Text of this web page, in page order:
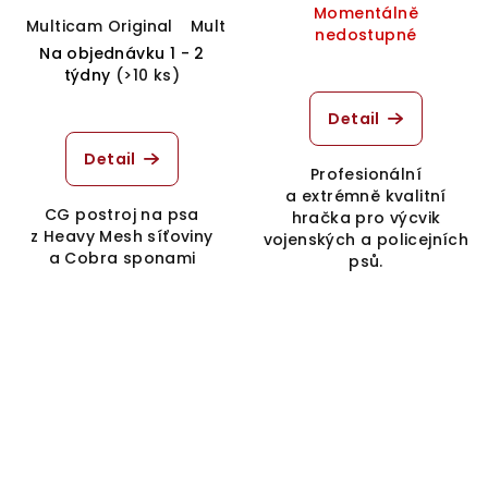
Multicam Original
Multicam Tropic Multicam Black
Na objednávku 1 - 2
týdny (>10 ks)
Detail
CG postroj na psa
z Heavy Mesh síťoviny
a Cobra sponami
Momentálně
nedostupné
Detail
Profesionální
a extrémně kvalitní
hračka pro výcvik
vojenských a policejních
psů.